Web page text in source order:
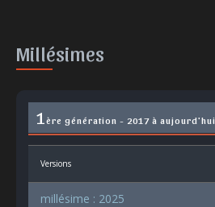
Millésimes
1ère génération - 2017 à aujourd'hui
Versions
millésime : 2025